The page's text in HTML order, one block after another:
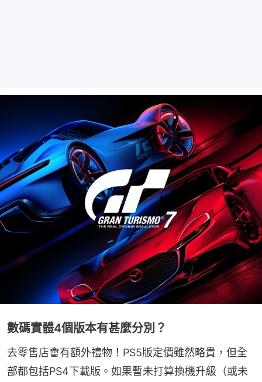
數碼實體4個版本有甚麼分別？
去零售店會有額外禮物！PS5版定價雖然略貴，但全
部都包括PS4下載版。如果暫未打算換機升級（或未